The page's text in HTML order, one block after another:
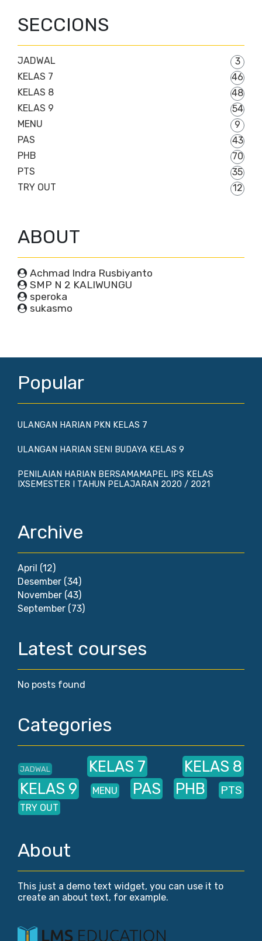
SECCIONS
JADWAL
3
KELAS 7
46
KELAS 8
48
KELAS 9
54
MENU
9
PAS
43
PHB
70
PTS
35
TRY OUT
12
ABOUT
Achmad Indra Rusbiyanto
SMP N 2 KALIWUNGU
speroka
sukasmo
Popular
ULANGAN HARIAN PKN KELAS 7
ULANGAN HARIAN SENI BUDAYA KELAS 9
PENILAIAN HARIAN BERSAMAMAPEL IPS KELAS
IXSEMESTER I TAHUN PELAJARAN 2020 / 2021
Archive
April (12)
Desember (34)
November (43)
September (73)
Latest courses
No posts found
Categories
JADWAL KELAS 7
KELAS 8
KELAS 9
MENU PAS PHB PTS
TRY OUT
About
This just a demo text widget, you can use it to
create an about text, for example.